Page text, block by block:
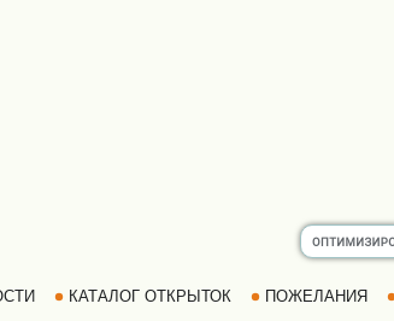
КАТАЛОГ ОТКРЫТОК ПОЖЕЛАНИЯ